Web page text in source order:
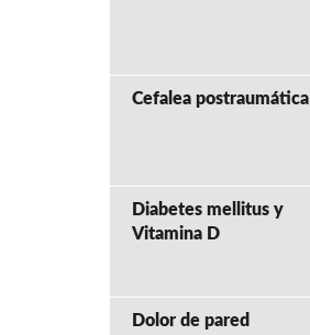
Cefalea postraumática
Diabetes mellitus y
Vitamina D
Dolor de pared